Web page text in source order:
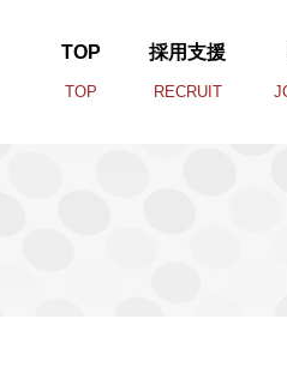
TOP
TOP
採用支援
RECRUIT